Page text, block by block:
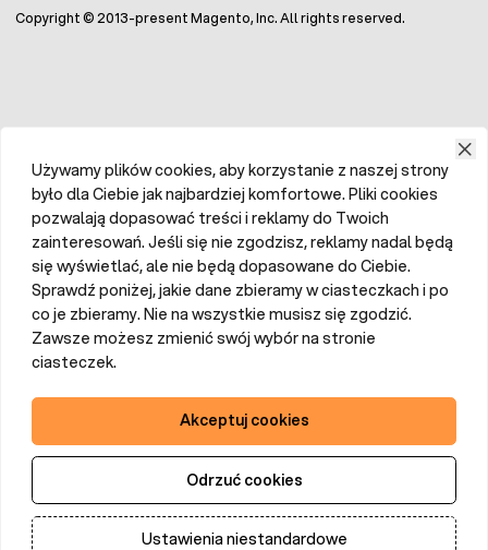
Copyright © 2013-present Magento, Inc. All rights reserved.
Używamy plików cookies, aby korzystanie z naszej strony
było dla Ciebie jak najbardziej komfortowe. Pliki cookies
pozwalają dopasować treści i reklamy do Twoich
zainteresowań. Jeśli się nie zgodzisz, reklamy nadal będą
się wyświetlać, ale nie będą dopasowane do Ciebie.
Sprawdź poniżej, jakie dane zbieramy w ciasteczkach i po
co je zbieramy. Nie na wszystkie musisz się zgodzić.
Zawsze możesz zmienić swój wybór na stronie
ciasteczek.
Akceptuj cookies
Odrzuć cookies
Ustawienia niestandardowe